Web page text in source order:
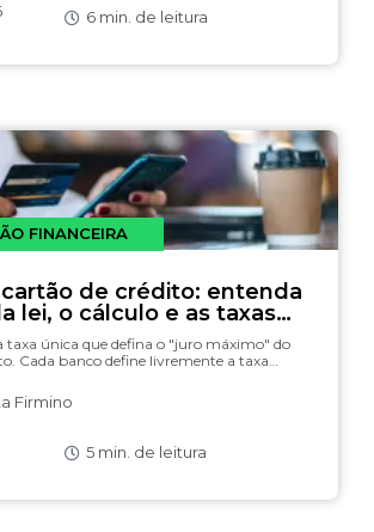
6 min. de leitura
FINANCEIRA
de crédito: entenda
lei, o cálculo e as taxas
taxa única que defina o "juro máximo" do
Cada banco define livremente a taxa…
Firmino
5 min. de leitura